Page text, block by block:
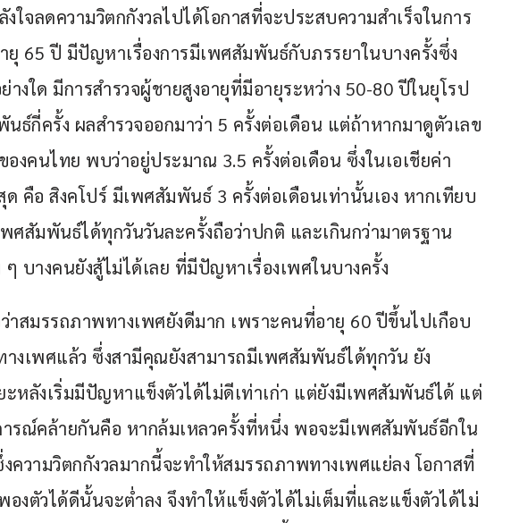
ใจลดความวิตกกังวลไปได้โอกาสที่จะประสบความสำเร็จในการ
ยุ 65 ปี มีปัญหาเรื่องการมีเพศสัมพันธ์กับภรรยาในบางครั้งซึ่ง
างใด มีการสำรวจผู้ชายสูงอายุที่มีอายุระหว่าง 50-80 ปีในยุโรป
ธ์กี่ครั้ง ผลสำรวจออกมาว่า 5 ครั้งต่อเดือน แต่ถ้าหากมาดูตัวเลข
งคนไทย พบว่าอยู่ประมาณ 3.5 ครั้งต่อเดือน ซึ่งในเอเชียค่า
คือ สิงคโปร์ มีเพศสัมพันธ์ 3 ครั้งต่อเดือนเท่านั้นเอง หากเทียบ
ศสัมพันธ์ได้ทุกวันวันละครั้งถือว่าปกติ และเกินกว่ามาตรฐาน
บางคนยังสู้ไม่ได้เลย ที่มีปัญหาเรื่องเพศในบางครั้ง
สมรรถภาพทางเพศยังดีมาก เพราะคนที่อายุ 60 ปีขึ้นไปเกือบ
งเพศแล้ว ซึ่งสามีคุณยังสามารถมีเพศสัมพันธ์ได้ทุกวัน ยัง
ะหลังเริ่มมีปัญหาแข็งตัวได้ไม่ดีเท่าเก่า แต่ยังมีเพศสัมพันธ์ได้ แต่
รณ์คล้ายกันคือ หากล้มเหลวครั้งที่หนึ่ง พอจะมีเพศสัมพันธ์อีกใน
ความวิตกกังวลมากนี้จะทำให้สมรรถภาพทางเพศแย่ลง โอกาสที่
องตัวได้ดีนั้นจะต่ำลง จึงทำให้แข็งตัวได้ไม่เต็มที่และแข็งตัวได้ไม่